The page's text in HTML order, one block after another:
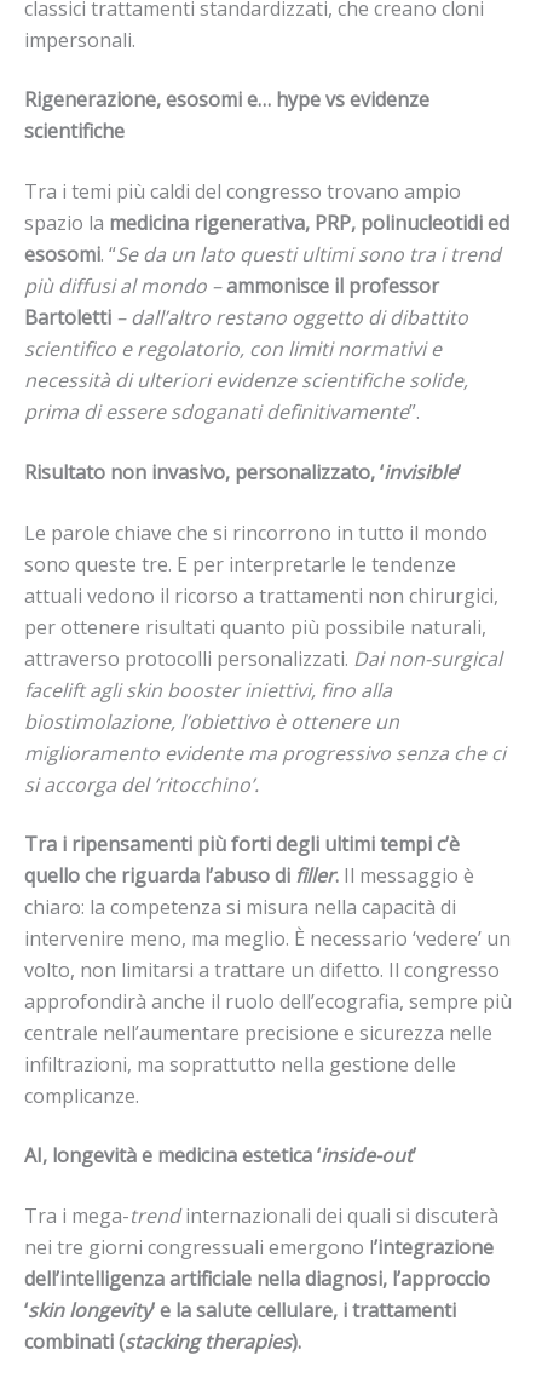
classici trattamenti standardizzati, che creano cloni
impersonali.
Rigenerazione, esosomi e… hype vs evidenze
scientifiche
Tra i temi più caldi del congresso trovano ampio
spazio la medicina rigenerativa, PRP, polinucleotidi ed
esosomi. “Se da un lato questi ultimi sono tra i trend
più diffusi al mondo –ammonisce il professor
Bartoletti – dall’altro restano oggetto di dibattito
scientifico e regolatorio, con limiti normativi e
necessità di ulteriori evidenze scientifiche solide,
prima di essere sdoganati definitivamente”.
Risultato non invasivo, personalizzato, ‘invisible’
Le parole chiave che si rincorrono in tutto il mondo
sono queste tre. E per interpretarle le tendenze
attuali vedono il ricorso a trattamenti non chirurgici,
per ottenere risultati quanto più possibile naturali,
attraverso protocolli personalizzati. Dai non-surgical
facelift agli skin booster iniettivi, fino alla
biostimolazione, l’obiettivo è ottenere un
miglioramento evidente ma progressivo senza che ci
si accorga del ‘ritocchino’.
Tra i ripensamenti più forti degli ultimi tempi c’è
quello che riguarda l’abuso di filler. Il messaggio è
chiaro: la competenza si misura nella capacità di
intervenire meno, ma meglio. È necessario ‘vedere’ un
volto, non limitarsi a trattare un difetto. Il congresso
approfondirà anche il ruolo dell’ecografia, sempre più
centrale nell’aumentare precisione e sicurezza nelle
infiltrazioni, ma soprattutto nella gestione delle
complicanze.
AI, longevità e medicina estetica ‘inside-out’
Tra i mega-trendinternazionali dei quali si discuterà
nei tre giorni congressuali emergono l’integrazione
dell’intelligenza artificiale nella diagnosi, l’approccio
‘skin longevity’ e la salute cellulare, i trattamenti
combinati (stacking therapies).